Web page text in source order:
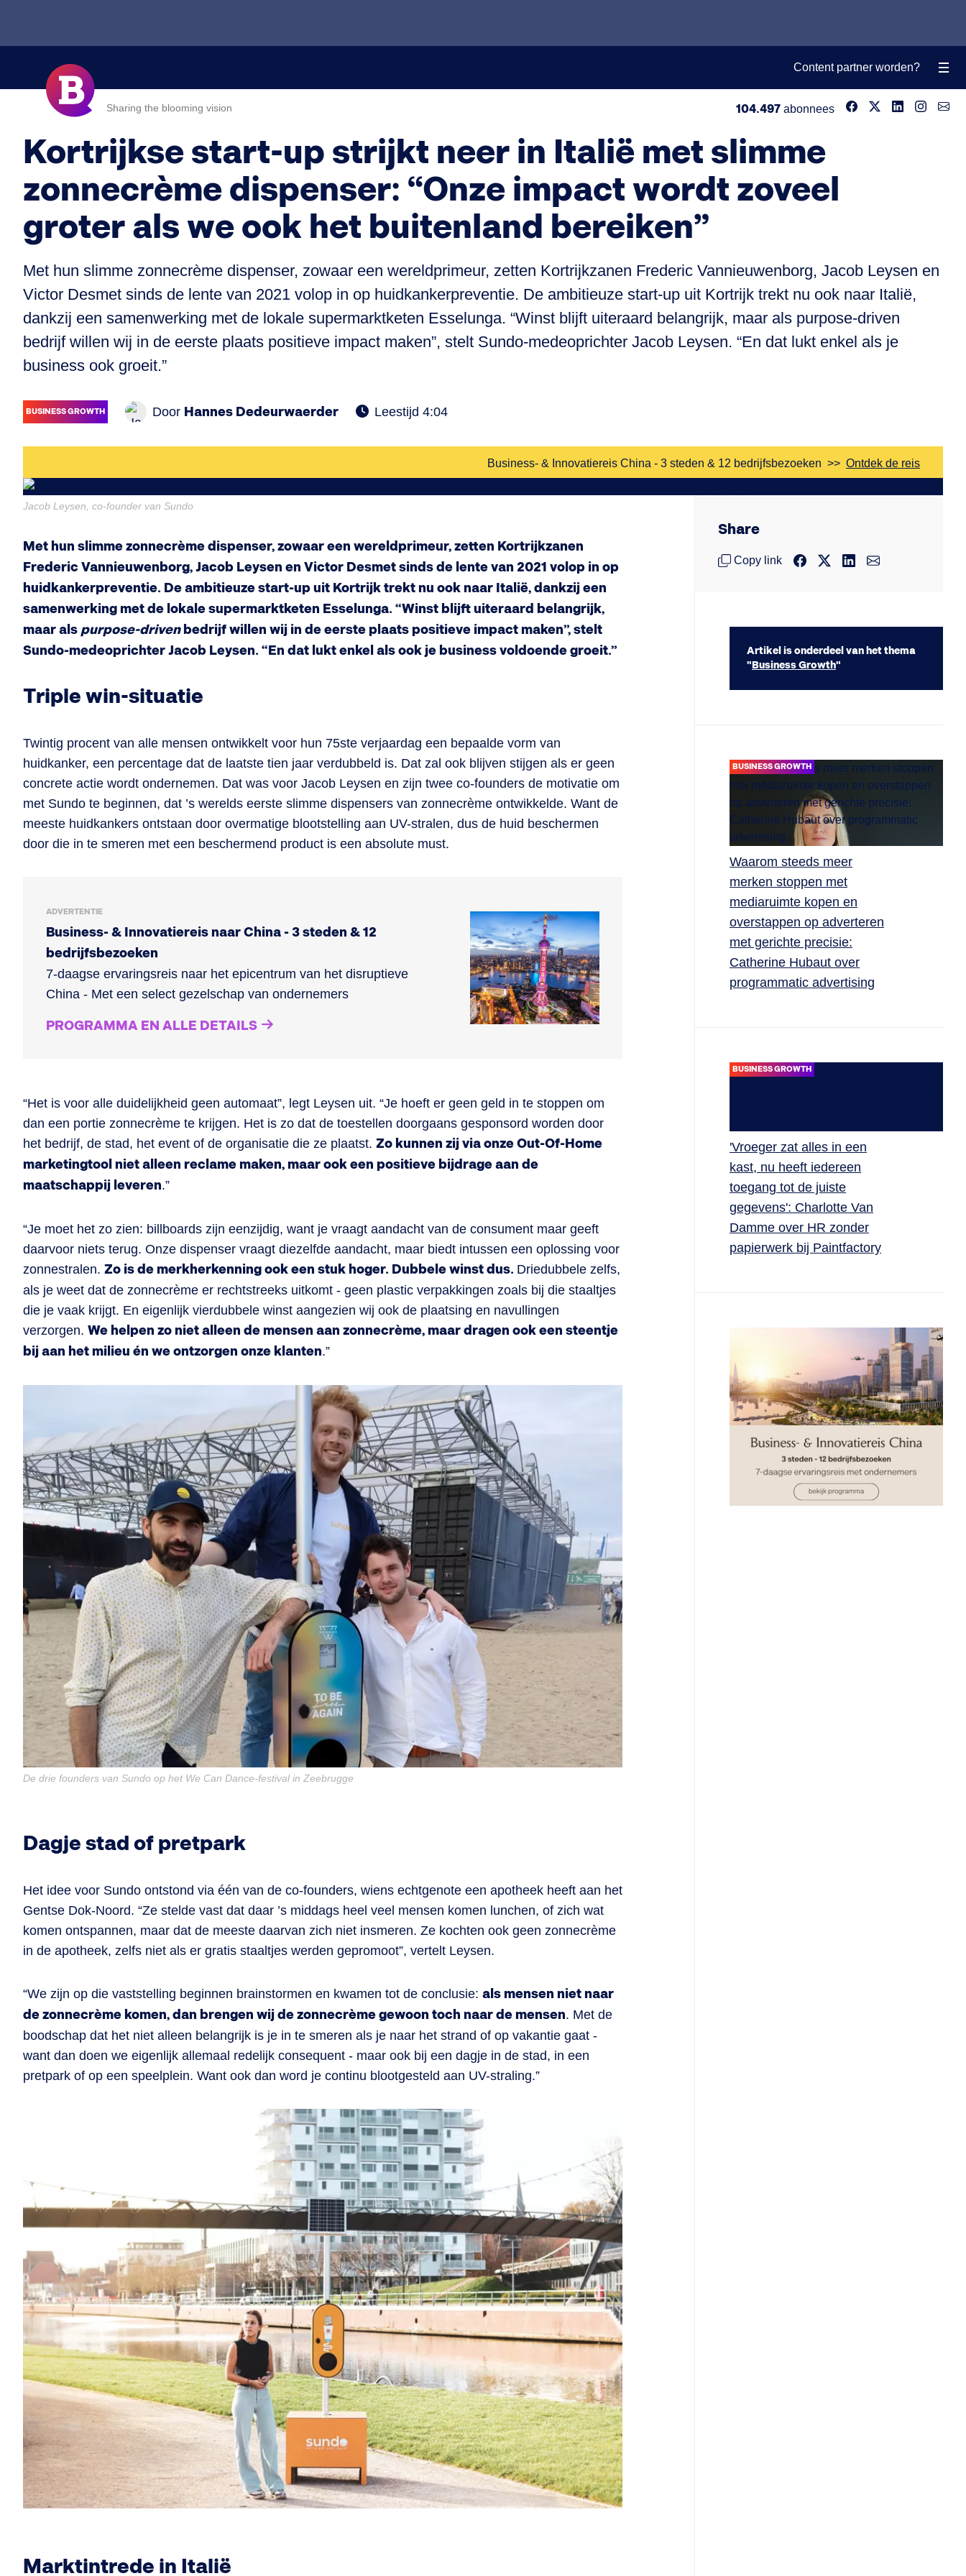
Content partner worden?
Sharing the blooming vision 104.497 abonnees
Kortrijkse start-up strijkt neer in Italië met slimme
zonnecrème dispenser: “Onze impact wordt zoveel
groter als we ook het buitenland bereiken”
Met hun slimme zonnecrème dispenser, zowaar een wereldprimeur, zetten Kortrijkzanen Frederic Vannieuwenborg, Jacob Leysen en
Victor Desmet sinds de lente van 2021 volop in op huidkankerpreventie. De ambitieuze start-up uit Kortrijk trekt nu ook naar Italië,
dankzij een samenwerking met de lokale supermarktketen Esselunga. “Winst blijft uiteraard belangrijk, maar als purpose-driven
bedrijf willen wij in de eerste plaats positieve impact maken”, stelt Sundo-medeoprichter Jacob Leysen. “En dat lukt enkel als je
business ook groeit.”
BUSINESS GROWTH Door Hannes Dedeurwaerder Leestijd 4:04
Business- & Innovatiereis China - 3 steden & 12 bedrijfsbezoeken >> Ontdek de reis
Jacob Leysen, co-founder van Sundo
Met hun slimme zonnecrème dispenser, zowaar een wereldprimeur, zetten Kortrijkzanen
Frederic Vannieuwenborg, Jacob Leysen en Victor Desmet sinds de lente van 2021 volop in op
huidkankerpreventie. De ambitieuze start-up uit Kortrijk trekt nu ook naar Italië, dankzij een
samenwerking met de lokale supermarktketen Esselunga. “Winst blijft uiteraard belangrijk,
maar als purpose-driven bedrijf willen wij in de eerste plaats positieve impact maken”, stelt
Sundo-medeoprichter Jacob Leysen. “En dat lukt enkel als ook je business voldoende groeit.”
Triple win-situatie
Twintig procent van alle mensen ontwikkelt voor hun 75ste verjaardag een bepaalde vorm van
huidkanker, een percentage dat de laatste tien jaar verdubbeld is. Dat zal ook blijven stijgen als er geen
concrete actie wordt ondernemen. Dat was voor Jacob Leysen en zijn twee co-founders de motivatie om
met Sundo te beginnen, dat ’s werelds eerste slimme dispensers van zonnecrème ontwikkelde. Want de
meeste huidkankers ontstaan door overmatige blootstelling aan UV-stralen, dus de huid beschermen
door die in te smeren met een beschermend product is een absolute must.
ADVERTENTIE
Business- & Innovatiereis naar China - 3 steden & 12
bedrijfsbezoeken
7-daagse ervaringsreis naar het epicentrum van het disruptieve
China - Met een select gezelschap van ondernemers
PROGRAMMA EN ALLE DETAILS
“Het is voor alle duidelijkheid geen automaat”, legt Leysen uit. “Je hoeft er geen geld in te stoppen om
dan een portie zonnecrème te krijgen. Het is zo dat de toestellen doorgaans gesponsord worden door
het bedrijf, de stad, het event of de organisatie die ze plaatst. Zo kunnen zij via onze Out-Of-Home
marketingtool niet alleen reclame maken, maar ook een positieve bijdrage aan de
maatschappij leveren.”
“Je moet het zo zien: billboards zijn eenzijdig, want je vraagt aandacht van de consument maar geeft
daarvoor niets terug. Onze dispenser vraagt diezelfde aandacht, maar biedt intussen een oplossing voor
zonnestralen. Zo is de merkherkenning ook een stuk hoger. Dubbele winst dus. Driedubbele zelfs,
als je weet dat de zonnecrème er rechtstreeks uitkomt - geen plastic verpakkingen zoals bij die staaltjes
die je vaak krijgt. En eigenlijk vierdubbele winst aangezien wij ook de plaatsing en navullingen
verzorgen. We helpen zo niet alleen de mensen aan zonnecrème, maar dragen ook een steentje
bij aan het milieu én we ontzorgen onze klanten.”
De drie founders van Sundo op het We Can Dance-festival in Zeebrugge
Dagje stad of pretpark
Het idee voor Sundo ontstond via één van de co-founders, wiens echtgenote een apotheek heeft aan het
Gentse Dok-Noord. “Ze stelde vast dat daar ’s middags heel veel mensen komen lunchen, of zich wat
komen ontspannen, maar dat de meeste daarvan zich niet insmeren. Ze kochten ook geen zonnecrème
in de apotheek, zelfs niet als er gratis staaltjes werden gepromoot”, vertelt Leysen.
“We zijn op die vaststelling beginnen brainstormen en kwamen tot de conclusie: als mensen niet naar
de zonnecrème komen, dan brengen wij de zonnecrème gewoon toch naar de mensen. Met de
boodschap dat het niet alleen belangrijk is je in te smeren als je naar het strand of op vakantie gaat -
want dan doen we eigenlijk allemaal redelijk consequent - maar ook bij een dagje in de stad, in een
pretpark of op een speelplein. Want ook dan word je continu blootgesteld aan UV-straling.”
Marktintrede in Italië
Share
Copy link
Artikel is onderdeel van het thema
"Business Growth"
BUSINESS GROWTH
Waarom steeds meer
merken stoppen met
mediaruimte kopen en
overstappen op adverteren
met gerichte precisie:
Catherine Hubaut over
programmatic advertising
BUSINESS GROWTH
'Vroeger zat alles in een
kast, nu heeft iedereen
toegang tot de juiste
gegevens': Charlotte Van
Damme over HR zonder
papierwerk bij Paintfactory